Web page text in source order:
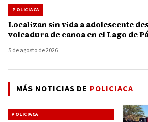
POLICIACA
Localizan sin vida a adolescente
volcadura de canoa en el Lago de
5 de agosto de 2026
MÁS NOTICIAS DE POLICIACA
POLICIACA